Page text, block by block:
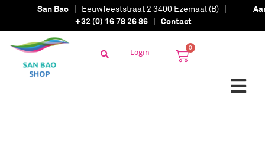
San Bao | Eeuwfeeststraat 2 3400 Ezemaal (B) |
+32 (0) 16 78 26 86 | Contact
Login 0